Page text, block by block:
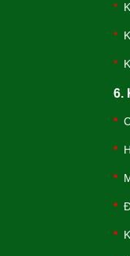
*
*
*
6.
*
*
*
*
*